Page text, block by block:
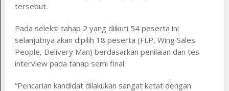
tersebut.
Pada seleksi tahap 2 yang diikuti 54 peserta ini
selanjutnya akan dipilih 18 peserta (FLP, Wing Sales
People, Delivery Man) berdasarkan penilaian dan tes
interview pada tahap semi final.
“Pencarian kandidat dilakukan sangat ketat dengan